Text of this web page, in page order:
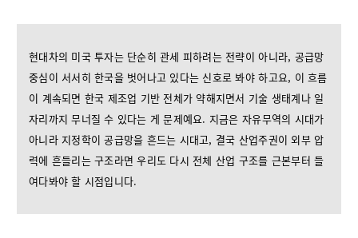
현대차의 미국 투자는 단순히 관세 피하려는 전략이 아니라, 공급망
중심이 서서히 한국을 벗어나고 있다는 신호로 봐야 하고요, 이 흐름
이 계속되면 한국 제조업 기반 전체가 약해지면서 기술 생태계나 일
자리까지 무너질 수 있다는 게 문제예요. 지금은 자유무역의 시대가
아니라 지정학이 공급망을 흔드는 시대고, 결국 산업주권이 외부 압
력에 흔들리는 구조라면 우리도 다시 전체 산업 구조를 근본부터 들
여다봐야 할 시점입니다.